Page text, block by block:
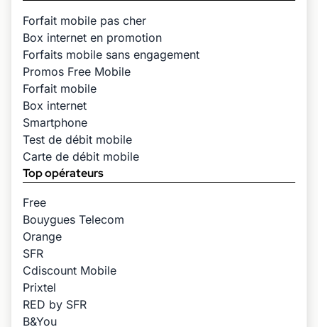
Forfait mobile pas cher
Box internet en promotion
Forfaits mobile sans engagement
Promos Free Mobile
Forfait mobile
Box internet
Smartphone
Test de débit mobile
Carte de débit mobile
Top opérateurs
Free
Bouygues Telecom
Orange
SFR
Cdiscount Mobile
Prixtel
RED by SFR
B&You